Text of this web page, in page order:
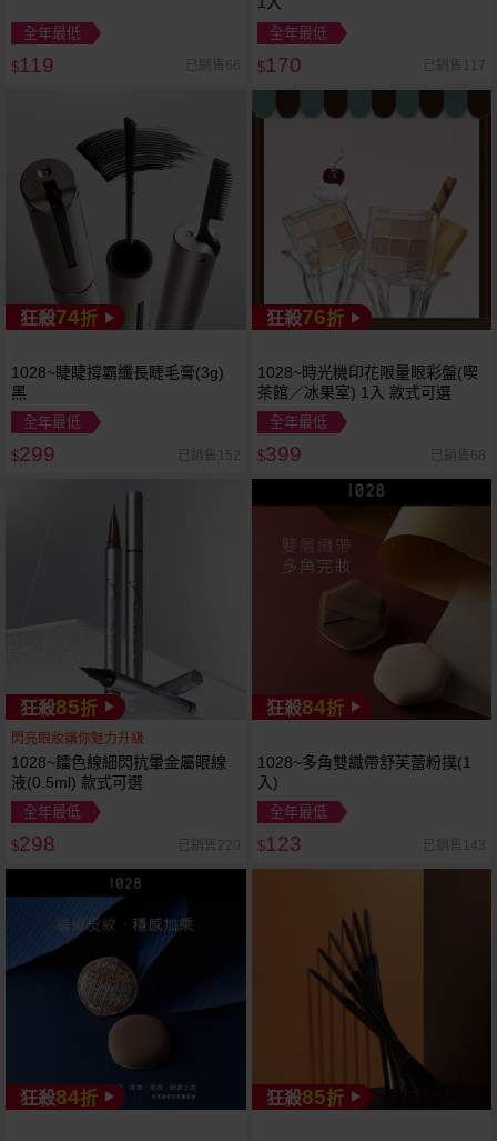
全年最低
$119 已銷售66
全年最低
$170 已銷售117
狂殺74折
1028~睫睫撐霸纖長睫毛膏(3g)
黑
全年最低
$299 已銷售152
狂殺76折
1028~時光機印花限量眼彩盤(喫
茶館／冰果室) 1入 款式可選
全年最低
$399 已銷售68
狂殺85折
閃亮眼妝讓你魅力升級
1028~鐳色線細閃抗暈金屬眼線
液(0.5ml) 款式可選
全年最低
$298 已銷售220
狂殺84折
1028~多角雙織帶舒芙蕾粉撲(1
入)
全年最低
$123 已銷售143
狂殺84折 狂殺85折